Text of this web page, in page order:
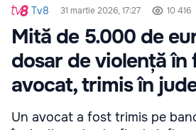
Tv8 31 martie 2026, 17:27 10 416
Mită de 5.000 de
dosar de violență în
avocat, trimis în
Un avocat a fost trimis pe